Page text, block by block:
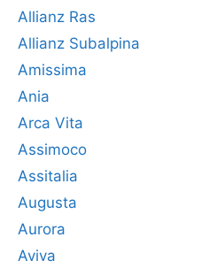
Allianz Ras
Allianz Subalpina
Amissima
Ania
Arca Vita
Assimoco
Assitalia
Augusta
Aurora
Aviva